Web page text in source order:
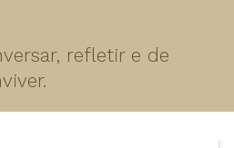
refletir e de